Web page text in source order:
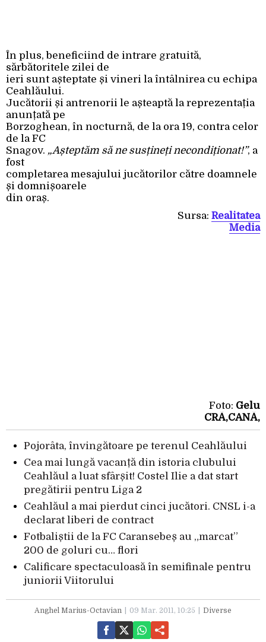
În plus, beneficiind de intrare gratuită,
sărbătoritele zilei de
ieri sunt așteptate și vineri la întâlnirea cu echipa
Ceahlăului.
Jucătorii și antrenorii le așteaptă la reprezentația
anunțată pe
Borzoghean, în nocturnă, de la ora 19, contra celor
de la FC
Snagov. „Așteptăm să ne susțineți necondiționat!”, a
fost
completarea mesajului jucătorilor către doamnele
și domnișoarele
din oraș.
Sursa: Realitatea
Media
Foto: Gelu
CRĂ‚CANĂ‚
Pojorâta, învingătoare pe terenul Ceahlăului
Cea mai lungă vacanță din istoria clubului
Ceahlăul a luat sfârșit! Costel Ilie a dat start
pregătirii pentru Liga 2
Ceahlăul a mai pierdut cinci jucători. CNSL i-a
declarat liberi de contract
Fotbaliștii de la FC Caransebeș au „marcat”
200 de goluri cu… flori
Calificare spectaculoasă în semifinale pentru
juniorii Viitorului
Anghel Marius-Octavian 09 Mar. 2011, 10:25 Diverse